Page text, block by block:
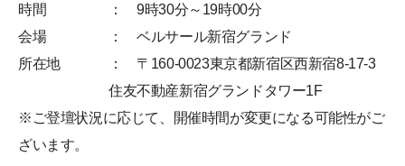
時間
： 9時30分～19時00分
会場
： ベルサール新宿グランド
所在地
： 〒160-0023東京都新宿区西新宿8-17-3
住友不動産新宿グランドタワー1F
※ご登壇状況に応じて、開催時間が変更になる可能性がご
ざいます。